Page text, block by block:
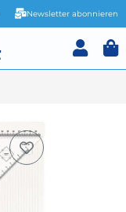
Newsletter abonnieren